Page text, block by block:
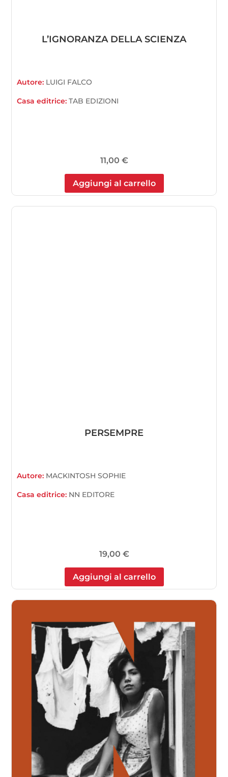
L’IGNORANZA DELLA SCIENZA
Autore: LUIGI FALCO
Casa editrice:TAB EDIZIONI
11,00 €
Aggiungi al carrello
PERSEMPRE
Autore: MACKINTOSH SOPHIE
Casa editrice: NN EDITORE
19,00 €
Aggiungi al carrello